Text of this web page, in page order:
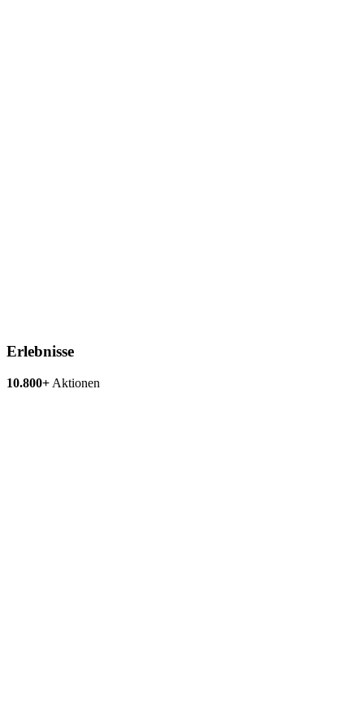
Erlebnisse
10.800+ Aktionen